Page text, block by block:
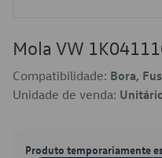
Mola VW
Compatibilidade: Bora,
Unidade de venda:
Produto temporariamente